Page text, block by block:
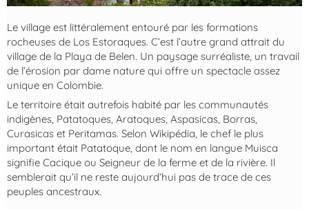
Le village est littéralement entouré par les formations
rocheuses de Los Estoraques. C’est l’autre grand attrait du
village de la Playa de Belen. Un paysage surréaliste, un travail
de l’érosion par dame nature qui offre un spectacle assez
unique en Colombie.
Le territoire était autrefois habité par les communautés
indigènes, Patatoques, Aratoques, Aspasicas, Borras,
Curasicas et Peritamas. Selon Wikipédia, le chef le plus
important était Patatoque, dont le nom en langue Muisca
signifie Cacique ou Seigneur de la ferme et de la rivière. Il
semblerait qu’il ne reste aujourd’hui pas de trace de ces
peuples ancestraux.